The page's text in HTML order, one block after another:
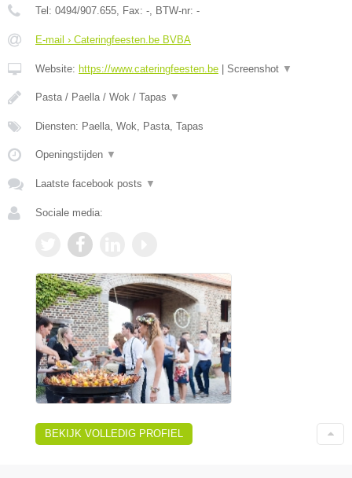
Tel: 0494/907.655, Fax: -, BTW-nr: -
E-mail › Cateringfeesten.be BVBA
Website: https://www.cateringfeesten.be Screenshot ▼
Pasta / Paella / Wok / Tapas ▼
Diensten: Paella, Wok, Pasta, Tapas
Openingstijden ▼
Laatste facebook posts ▼
Sociale media:
BEKIJK VOLLEDIG PROFIEL